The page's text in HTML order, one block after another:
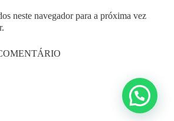
neste navegador para a próxima vez